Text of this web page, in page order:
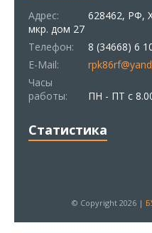
Адрес:
628462, РФ,
мкр. дом 27
Телефон:
8 (34668) 6
E-Mail:
Часы
работы:
ПН - ПТ с
Статистика
© Copyright 2026 |